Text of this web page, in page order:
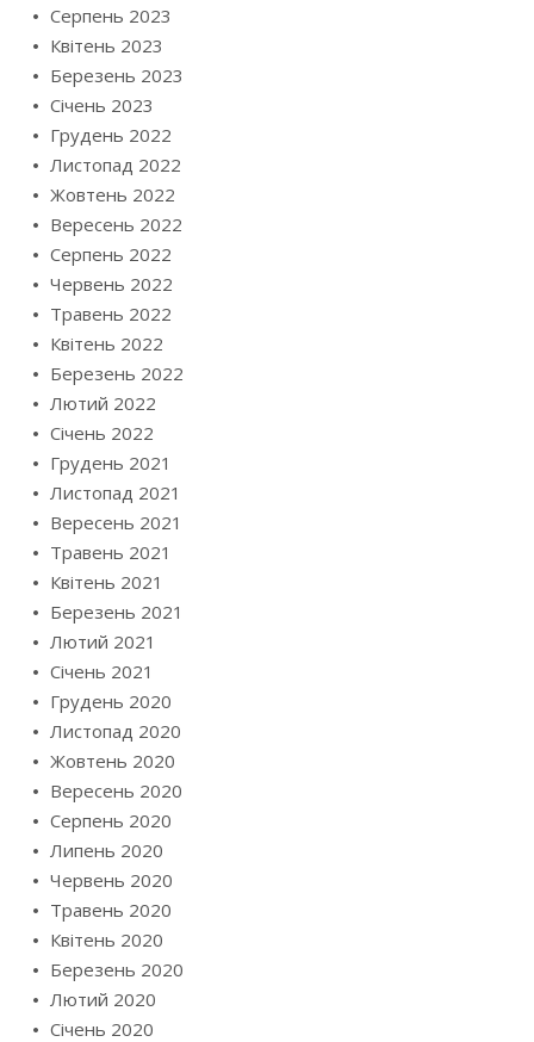
Серпень 2023
Квітень 2023
Березень 2023
Січень 2023
Грудень 2022
Листопад 2022
Жовтень 2022
Вересень 2022
Серпень 2022
Червень 2022
Травень 2022
Квітень 2022
Березень 2022
Лютий 2022
Січень 2022
Грудень 2021
Листопад 2021
Вересень 2021
Травень 2021
Квітень 2021
Березень 2021
Лютий 2021
Січень 2021
Грудень 2020
Листопад 2020
Жовтень 2020
Вересень 2020
Серпень 2020
Липень 2020
Червень 2020
Травень 2020
Квітень 2020
Березень 2020
Лютий 2020
Січень 2020